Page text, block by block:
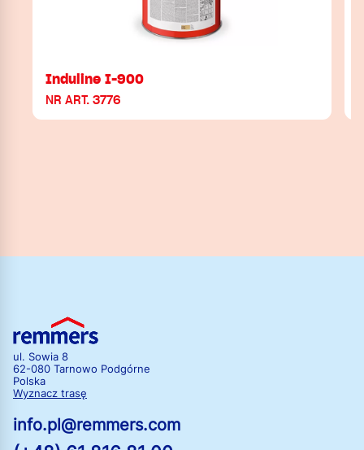
Induline I-900
NR ART. 3776
ul. Sowia 8
62-080 Tarnowo Podgórne
Polska
Wyznacz trasę
info.pl@remmers.com